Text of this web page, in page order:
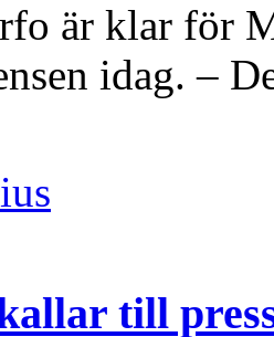
är klar för
idag. –
till